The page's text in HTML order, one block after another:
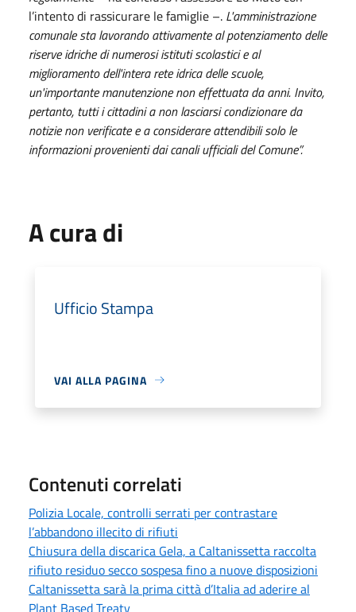
l’intento di rassicurare le famiglie –. L'amministrazione
comunale sta lavorando attivamente al potenziamento delle
riserve idriche di numerosi istituti scolastici e al
miglioramento dell'intera rete idrica delle scuole,
un'importante manutenzione non effettuata da anni. Invito,
pertanto, tutti i cittadini a non lasciarsi condizionare da
notizie non verificate e a considerare attendibili solo le
informazioni provenienti dai canali ufficiali del Comune”.
A cura di
Ufficio Stampa
VAI ALLA PAGINA
Contenuti correlati
Polizia Locale, controlli serrati per contrastare
l’abbandono illecito di rifiuti
Chiusura della discarica Gela, a Caltanissetta raccolta
rifiuto residuo secco sospesa fino a nuove disposizioni
Caltanissetta sarà la prima città d’Italia ad aderire al
Plant Based Treaty